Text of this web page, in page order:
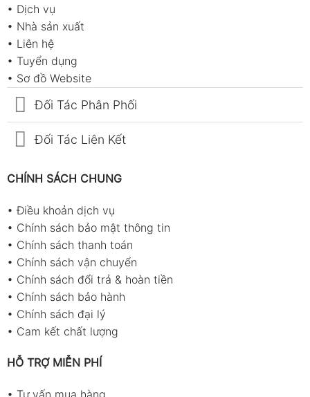
• Dịch vụ
• Nhà sản xuất
• Liên hệ
• Tuyển dụng
• Sơ đồ Website
Đối Tác Phân Phối
Đối Tác Liên Kết
CHÍNH SÁCH CHUNG
•Điều khoản dịch vụ
• Chính sách bảo mật thông tin
• Chính sách thanh toán
• Chính sách vận chuyển
• Chính sách đổi trả & hoàn tiền
• Chính sách bảo hành
• Chính sách đại lý
• Cam kết chất lượng
HỖ TRỢ MIỄN PHÍ
• Tư vấn mua hàng